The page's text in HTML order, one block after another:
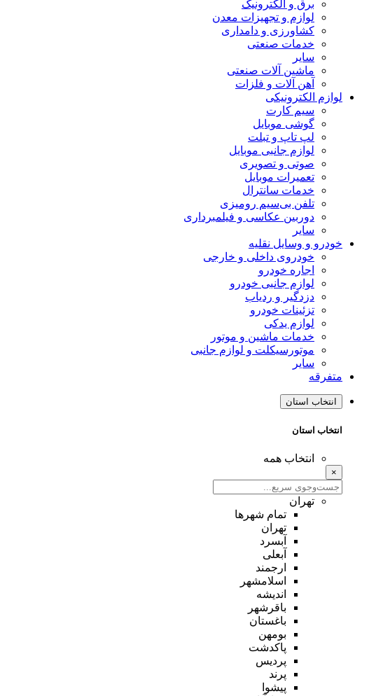
برق و الکترونیک
لوازم و تجهیزات معدن
کشاورزی و دامداری
خدمات صنعتی
سایر
ماشین آلات صنعتی
آهن آلات و فلزات
لوازم الکترونیکی
سیم کارت
گوشی موبایل
لپ تاپ و تبلت
لوازم جانبی موبایل
صوتی و تصویری
تعمیرات موبایل
خدمات سانترال
تلفن بی‌سیم رومیزی
دوربین عکاسی و فیلمبرداری
سایر
خودرو و وسایل نقلیه
خودروی داخلی و خارجی
اجاره خودرو
لوازم جانبی خودرو
دزدگیر و ردیاب
تزئینات خودرو
لوازم یدکی
خدمات ماشین و موتور
موتورسیکلت و لوازم جانبی
سایر
متفرقه
انتخاب استان
انتخاب استان
انتخاب همه
×
تهران
تمام شهر‌ها
تهران
آبسرد
آبعلی
ارجمند
اسلامشهر
اندیشه
باقرشهر
باغستان
بومهن
پاکدشت
پردیس
پرند
پیشوا